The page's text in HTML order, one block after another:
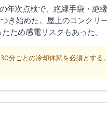
年次点検で、絶縁手袋・絶
き始めた。屋上のコンクリ
ため感電リスクもあった。
分ごとの冷却休憩を必須とする